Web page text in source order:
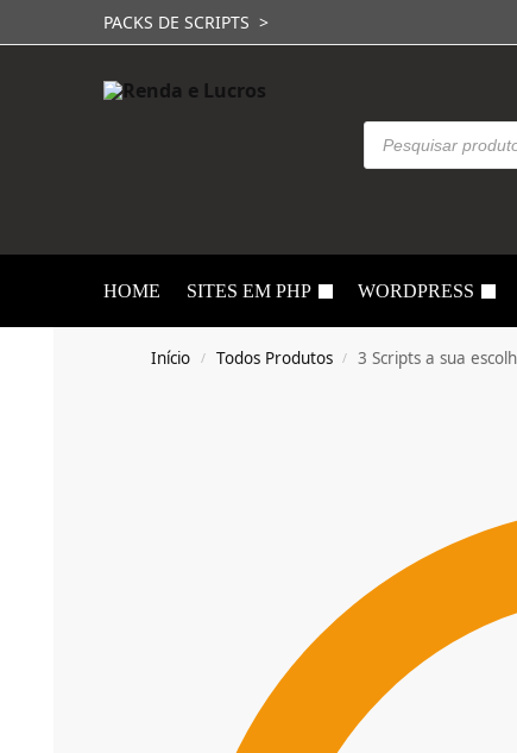
PACKS DE SCRIPTS >
HOME SITES EM PHP WORDPRESS
Início / Todos Produtos / 3 Scripts a sua